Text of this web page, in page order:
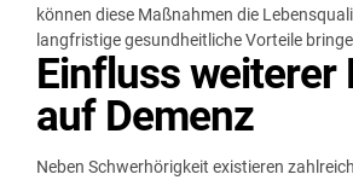
können diese Maßnahmen die
langfristige gesundheitliche Vorteile
Einfluss weiterer
auf Demenz
Neben Schwerhörigkeit existieren